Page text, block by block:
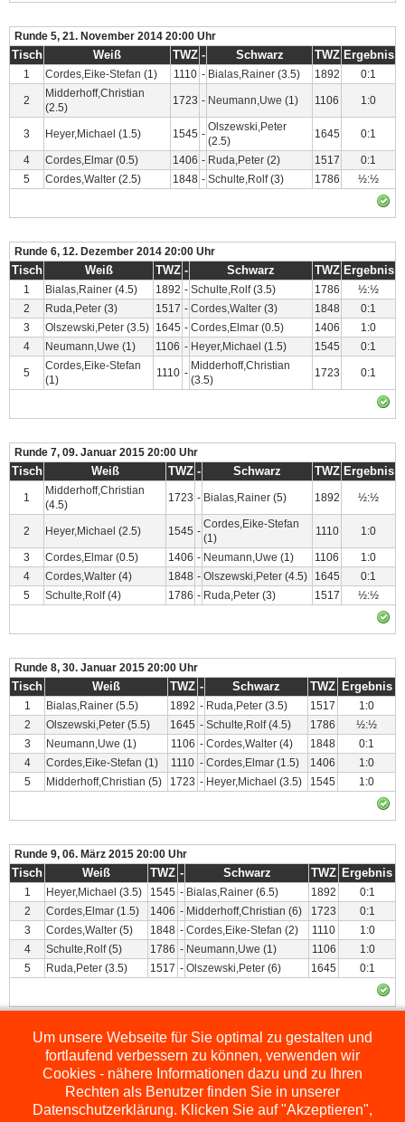
Runde 5, 21. November 2014 20:00 Uhr
Tisch Weiß TWZ - Schwarz TWZ Ergebnis
1 Cordes,Eike-Stefan (1) 1110 - Bialas,Rainer (3.5) 1892 0:1
2
Midderhoff,Christian
(2.5)
1723 - Neumann,Uwe (1) 1106 1:0
3 Heyer,Michael (1.5) 1545 -
Olszewski,Peter
(2.5)
1645 0:1
4 Cordes,Elmar (0.5) 1406 - Ruda,Peter (2) 1517
0:1
5
Cordes,Walter (2.5) 1848 - Schulte,Rolf(3) 1786 ½:½
Runde 6, 12. Dezember 2014 20:00 Uhr
Tisch Weiß TWZ - Schwarz TWZ Ergebnis
1 Bialas,Rainer (4.5) 1892 - Schulte,Rolf(3.5) 1786
½:½
2
Ruda,Peter (3) 1517 - Cordes,Walter (3) 1848
0:1
3
Olszewski,Peter (3.5) 1645 - Cordes,Elmar (0.5) 1406
1:0
4
Neumann,Uwe (1) 1106 - Heyer,Michael (1.5) 1545 0:1
5
Cordes,Eike-Stefan
(1)
1110 -
Midderhoff,Christian
(3.5)
1723 0:1
Runde 7, 09. Januar 2015 20:00 Uhr
Tisch Weiß TWZ - Schwarz TWZ Ergebnis
1
Midderhoff,Christian
(4.5)
1723 - Bialas,Rainer (5) 1892 ½:½
2 Heyer,Michael (2.5) 1545 -
Cordes,Eike-Stefan
(1)
1110 1:0
3 Cordes,Elmar (0.5) 1406 - Neumann,Uwe (1) 1106
1:0
4
Cordes,Walter (4) 1848 - Olszewski,Peter (4.5) 1645
0:1
5
Schulte,Rolf(4) 1786 - Ruda,Peter (3) 1517 ½:½
Runde 8, 30. Januar 2015 20:00 Uhr
Tisch Weiß TWZ - Schwarz TWZ Ergebnis
1 Bialas,Rainer (5.5) 1892 - Ruda,Peter (3.5) 1517
1:0
2
Olszewski,Peter (5.5) 1645 - Schulte,Rolf(4.5) 1786
½:½
3
Neumann,Uwe (1) 1106 - Cordes,Walter (4) 1848
0:1
4
Cordes,Eike-Stefan (1) 1110 - Cordes,Elmar (1.5) 1406
1:0
5
Midderhoff,Christian (5) 1723 - Heyer,Michael (3.5) 1545 1:0
Runde 9, 06. März 2015 20:00 Uhr
Tisch Weiß TWZ - Schwarz TWZ Ergebnis
1 Heyer,Michael (3.5) 1545 - Bialas,Rainer (6.5) 1892
0:1
2
Cordes,Elmar (1.5) 1406 - Midderhoff,Christian (6) 1723
0:1
3
Cordes,Walter (5) 1848 - Cordes,Eike-Stefan (2) 1110
1:0
4
Schulte,Rolf(5) 1786 - Neumann,Uwe (1) 1106
1:0
5
Ruda,Peter (3.5) 1517 - Olszewski,Peter (6) 1645 0:1
Powered by ChessLeagueManager
Um unsere Webseite für Sie optimal zu gestalten und
fortlaufend verbessern zu können, verwenden wir
Cookies - nähere Informationen dazu und zu Ihren
Rechten als Benutzer finden Sie in unserer
Datenschutzerklärung. Klicken Sie auf "Akzeptieren",